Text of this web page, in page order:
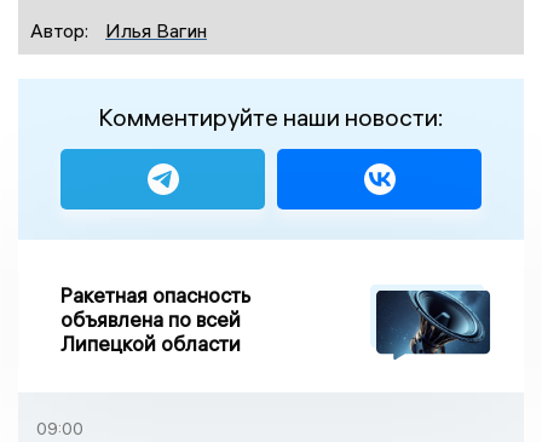
Автор:
Илья Вагин
Комментируйте наши новости:
Ракетная опасность
объявлена по всей
Липецкой области
09:00